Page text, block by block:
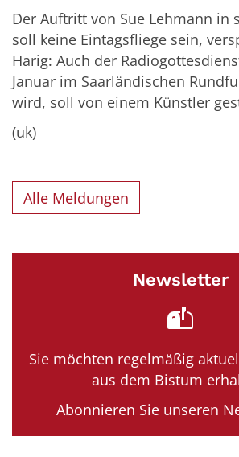
Der Auftritt von Sue Lehmann in
soll keine Eintagsfliege sein,
Harig: Auch der
Januar im Saarländischen
wird, soll von einem Künstler
(uk)
Alle Meldungen
Newsletter
Sie möchten regelmäßig
aus dem Bistum
Abonnieren Sie unseren